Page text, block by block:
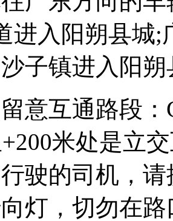
进入阳朔县城
子镇进入阳朔
互通路段：
米处是立
驶的司机，
灯，切勿在